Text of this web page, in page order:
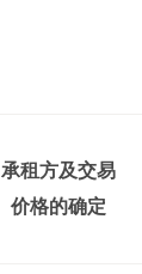
承租方及交易
价格的确定